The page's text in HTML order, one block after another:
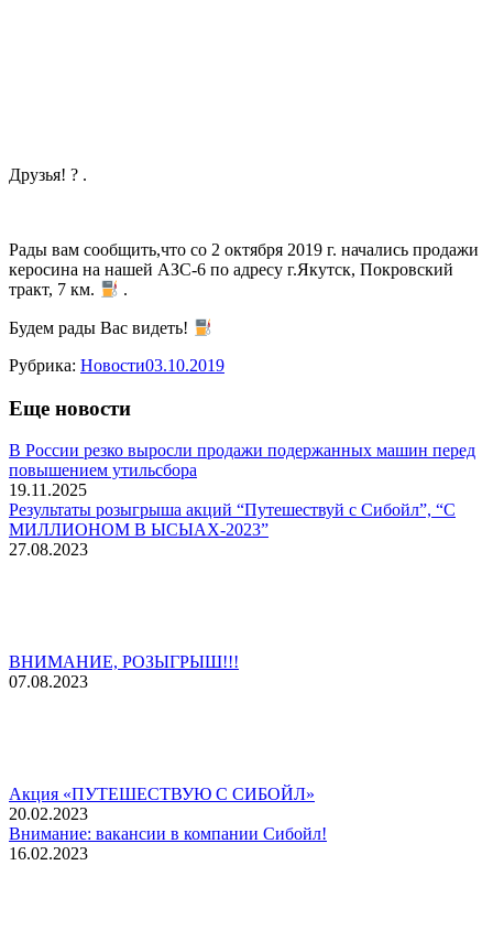
Друзья! ? .
Рады вам сообщить,что со 2 октября 2019 г. начались продажи
керосина на нашей АЗС-6 по адресу г.Якутск, Покровский
тракт, 7 км.
.
Будем рады Вас видеть!
Рубрика: Новости03.10.2019
Еще новости
В России резко выросли продажи подержанных машин перед
повышением утильсбора
19.11.2025
Результаты розыгрыша акций “Путешествуй с Сибойл”, “С
МИЛЛИОНОМ В ЫСЫАХ-2023”
27.08.2023
ВНИМАНИЕ, РОЗЫГРЫШ!!!
07.08.2023
Акция «ПУТЕШЕСТВУЮ С СИБОЙЛ»
20.02.2023
Внимание: вакансии в компании Сибойл!
16.02.2023